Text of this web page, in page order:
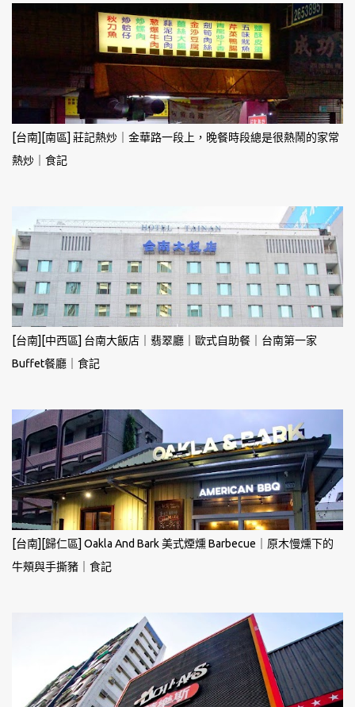
[台南][南區] 莊記熱炒｜金華路一段上，晚餐時段總是很熱鬧的家常
熱炒｜食記
[台南][中西區] 台南大飯店｜翡翠廳｜歐式自助餐｜台南第一家
Buffet餐廳｜食記
[台南][歸仁區] Oakla And Bark 美式煙燻 Barbecue｜原木慢燻下的
牛頰與手撕豬｜食記